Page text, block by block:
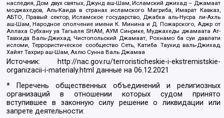
наследия, Дом двух святых, Джунд аш-Шам, Исламский джихад – Джамаат
моджахедов, Аль-Каида в странах исламского Магриба, Имарат Кавказ,
АБТО, Правый сектор, Исламское государство, Джабха аль-Нусра ли-Ахль
аш-Шам, Народное ополчение имени К. Минина и Д. Пожарского, Аджр от
Аллаха Субхану уа Тагьаля SHAM, АУМ Синрике, Муджахеды джамаата Ат-
Тавхида Валь-Джихад, Чистопольский Джамаат, Рохнамо ба суи давлати
исломи, Террористическое сообщество Сеть, Катиба Таухид валь-Джихад,
Хайят Тахрир аш-Шам, Ахлю Сунна Валь Джамаа
Источник:
http://nac.gov.ru/terroristicheskie-i-ekstremistskie-
organizacii-i-materialy.html данные на06.12.2021
* Перечень общественных объединений и религиозных
организаций в отношении которых судом принято
вступившее в законную силу решение о ликвидации или
запрете деятельности: